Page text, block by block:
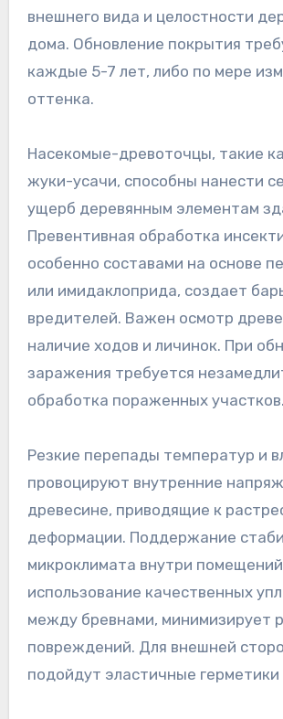
внешнего вида и целостности
дома. Обновление покрытия
каждые 5-7 лет, либо по мере
оттенка.
Насекомые-древоточцы, такие
жуки-усачи, способны нанести
ущерб деревянным элементам
Превентивная обработка
особенно составами на основе
или имидаклоприда, создает
вредителей. Важен осмотр
наличие ходов и личинок. При
заражения требуется
обработка пораженных участков.
Резкие перепады температур и
провоцируют внутренние
древесине, приводящие к
деформации. Поддержание
микроклимата внутри
использование качественных
между бревнами, минимизирует
повреждений. Для внешней
подойдут эластичные герметики